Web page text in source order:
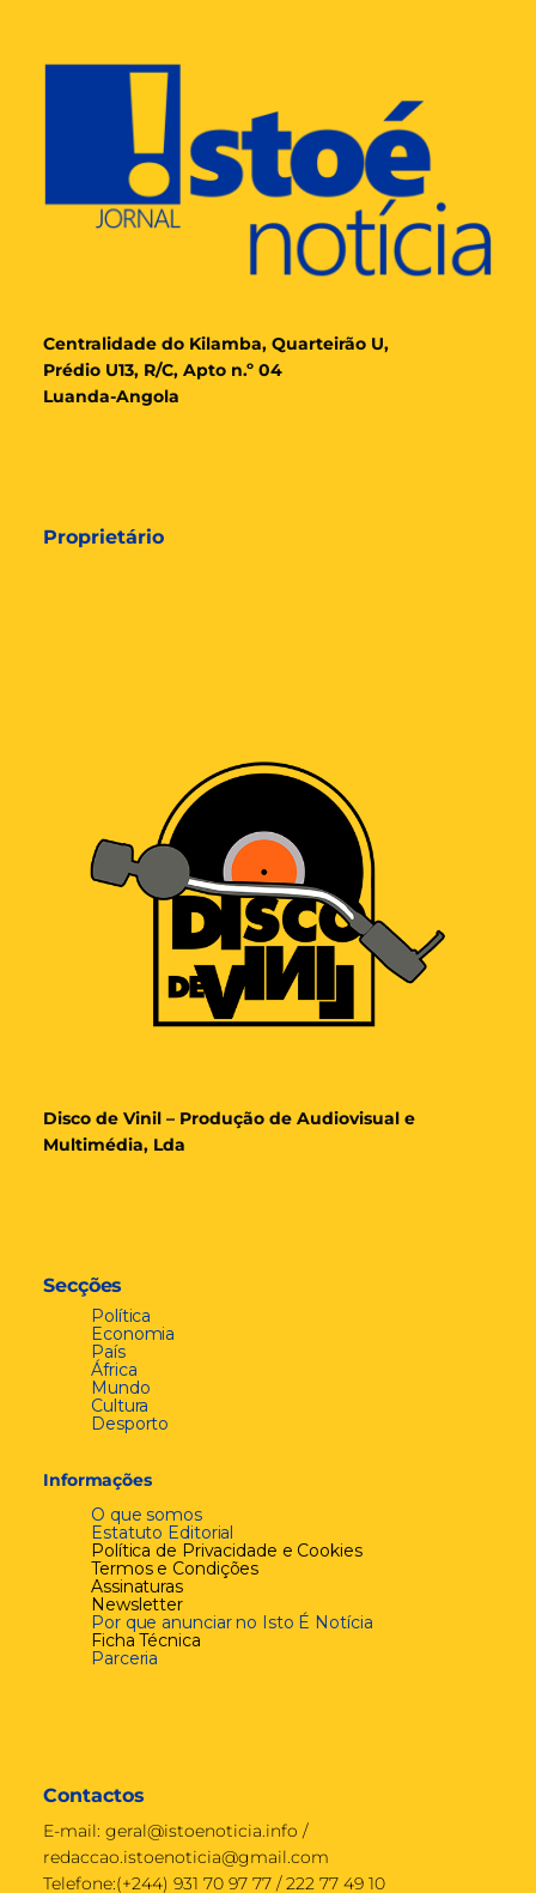
Centralidade do Kilamba, Quarteirão U,
Prédio U13, R/C, Apto n.º 04
Luanda-Angola
Proprietário
Disco de Vinil – Produção de Audiovisual e
Multimédia, Lda
Secções
Política
Economia
País
África
Mundo
Cultura
Desporto
Informações
O que somos
Estatuto Editorial
Política de Privacidade e Cookies
Termos e Condições
Assinaturas
Newsletter
Por que anunciar no Isto É Notícia
Ficha Técnica
Parceria
Contactos
E-mail: geral@istoenoticia.info /
redaccao.istoenoticia@gmail.com
Telefone:(+244) 931 70 97 77 / 222 77 49 10